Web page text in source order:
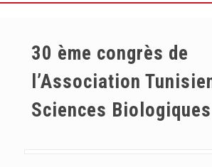
30 ème congrès de
l’Association
Sciences Biologiques